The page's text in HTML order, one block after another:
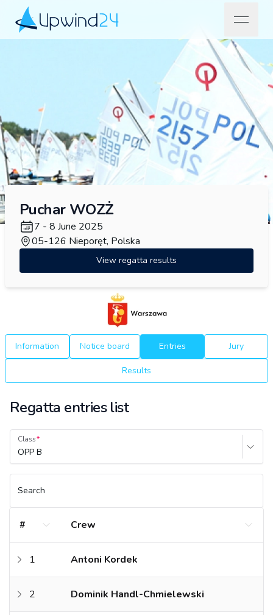
Upwind24
open
Puchar WOZŻ
7 - 8 June 2025
05-126 Nieporęt, Polska
View regatta results
Information Notice board Entries Jury
Results
Regatta entries list
Class
OPP B
Search
# Crew
1 Antoni Kordek
2 Dominik Handl-Chmielewski